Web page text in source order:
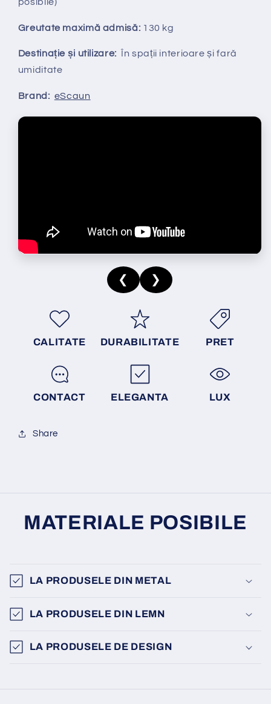
Greutate maximă admisă: 130 kg
Destinație și utilizare: În spații interioare și fară
umiditate
Brand: eScaun
❮ ❯
CALITATE DURABILITATE PRET
CONTACT ELEGANTA LUX
Share
MATERIALE POSIBILE
LA PRODUSELE DIN METAL
LA PRODUSELE DIN LEMN
LA PRODUSELE DE DESIGN